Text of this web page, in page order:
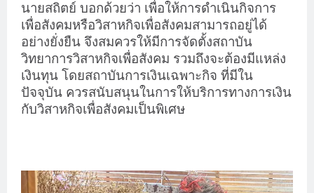
นายสถิตย์ บอกด้วยว่า เพื่อให้การดำเนินกิจการ
เพื่อสังคมหรือวิสาหกิจเพื่อสังคมสามารถอยู่ได้
อย่างยั่งยืน จึงสมควรให้มีการจัดตั้งสถาบัน
วิทยาการวิสาหกิจเพื่อสังคม รวมถึงจะต้องมีแหล่ง
เงินทุน โดยสถาบันการเงินเฉพาะกิจ ที่มีใน
ปัจจุบัน ควรสนับสนุนในการให้บริการทางการเงิน
กับวิสาหกิจเพื่อสังคมเป็นพิเศษ